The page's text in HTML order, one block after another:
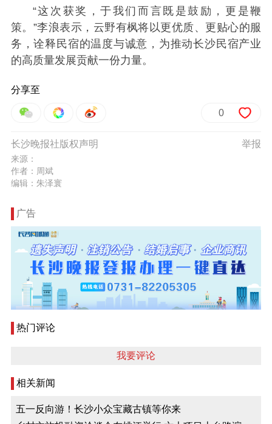
“这次获奖，于我们而言既是鼓励，更是鞭
策。”李浪表示，云野有枫将以更优质、更贴心的服
务，诠释民宿的温度与诚意，为推动长沙民宿产业
的高质量发展贡献一份力量。
分享至
0
举报
长沙晚报社版权声明
来源：
作者：周斌
编辑：朱泽寰
广告
热门评论
我要评论
相关新闻
五一反向游！长沙小众宝藏古镇等你来